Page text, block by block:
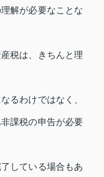
解が必要なことな
税は、きちんと理
るわけではなく、
課税の申告が必要
している場合もあ